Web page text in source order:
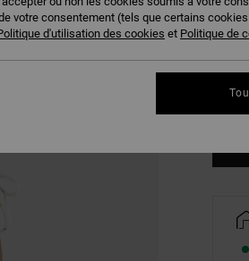
votre consentement (tels que certains
d'utilisation des cookies et Politique de